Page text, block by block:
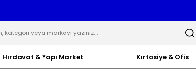
Hırdavat & Yapı Market Kırtasiye & Ofis